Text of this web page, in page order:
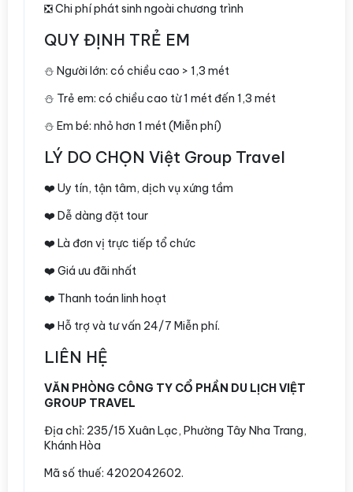
❎ Chi phí phát sinh ngoài chương trình
QUY ĐỊNH TRẺ EM
⛄️ Người lớn: có chiều cao > 1,3 mét
⛄️ Trẻ em: có chiều cao từ 1 mét đến 1,3 mét
⛄️ Em bé: nhỏ hơn 1 mét (Miễn phí)
LÝ DO CHỌN Việt Group Travel
❤️ Uy tín, tận tâm, dịch vụ xứng tầm
❤️ Dễ dàng đặt tour
❤️ Là đơn vị trực tiếp tổ chức
❤️ Giá ưu đãi nhất
❤️ Thanh toán linh hoạt
❤️ Hỗ trợ và tư vấn 24/7 Miễn phí.
LIÊN HỆ
VĂN PHÒNG CÔNG TY CỔ PHẦN DU LỊCH VIỆT
GROUP TRAVEL
Địa chỉ: 235/15 Xuân Lạc, Phường Tây Nha Trang,
Khánh Hòa
Mã số thuế: 4202042602.